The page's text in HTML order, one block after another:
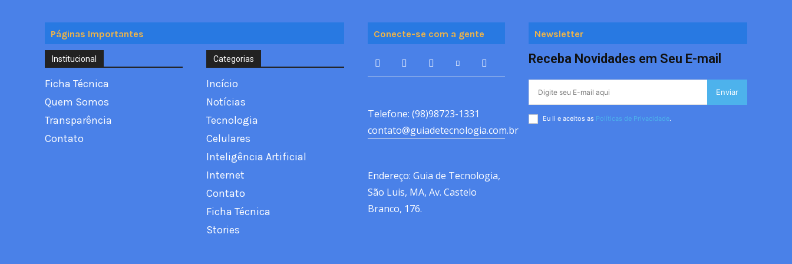
Páginas Importantes
Institucional
Ficha Técnica
Quem Somos
Transparência
Contato
Categorias
Incício
Notícias
Tecnologia
Celulares
Inteligência Artificial
Internet
Contato
Ficha Técnica
Stories
Conecte-se com a gente
Telefone: (98)98723-1331
contato@guiadetecnologia.com.br
Endereço: Guia de Tecnologia,
São Luis, MA, Av. Castelo
Branco, 176.
Newsletter
Receba Novidades em Seu E-mail
Enviar
Eu li e aceitos as Políticas de Privacidade.